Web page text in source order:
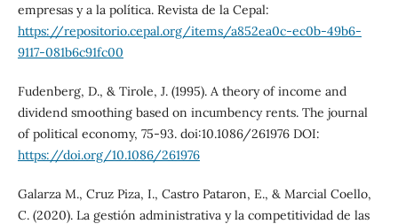
empresas y a la política. Revista de la Cepal:
https://repositorio.cepal.org/items/a852ea0c-ec0b-49b6-
9117-081b6c91fc00
Fudenberg, D., & Tirole, J. (1995). A theory of income and
dividend smoothing based on incumbency rents. The journal
of political economy, 75-93. doi:10.1086/261976 DOI:
https://doi.org/10.1086/261976
Galarza M., Cruz Piza, I., Castro Pataron, E., & Marcial Coello,
C. (2020). La gestión administrativa y la competitividad de las